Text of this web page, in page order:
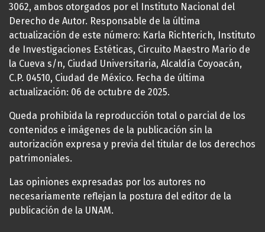
3062, ambos otorgados por el Instituto Nacional del
Derecho de Autor. Responsable de la última
actualización de este número: Karla Richterich, Instituto
de Investigaciones Estéticas, Circuito Maestro Mario de
la Cueva s/n, Ciudad Universitaria, Alcaldía Coyoacán,
C.P. 04510, Ciudad de México. Fecha de última
actualización: 06 de octubre de 2025.
Queda prohibida la reproducción total o parcial de los
contenidos e imágenes de la publicación sin la
autorización expresa y previa del titular de los derechos
patrimoniales.
Las opiniones expresadas por los autores no
necesariamente reflejan la postura del editor de la
publicación de la UNAM.